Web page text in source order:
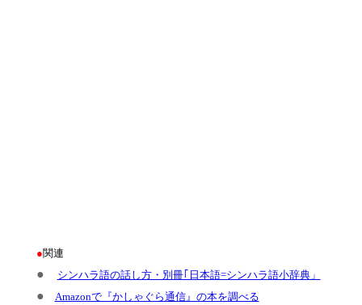
●関連
● シンハラ語の話し方・別冊｢日本語=シンハラ語小辞典」
● Amazonで『かしゃぐら通信』の本を調べる